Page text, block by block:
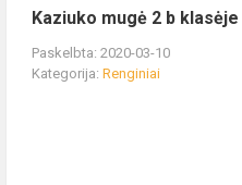
Kaziuko mugė 2 b klasėje
Paskelbta: 2020-03-10
Kategorija:Renginiai